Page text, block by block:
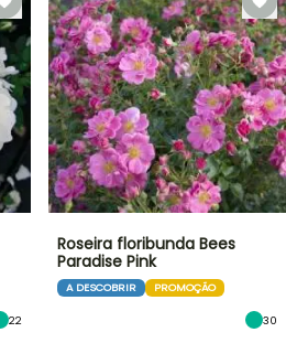
22
Roseira floribunda Bees
Paradise Pink
A DESCOBRIR PROMOÇÃO
30